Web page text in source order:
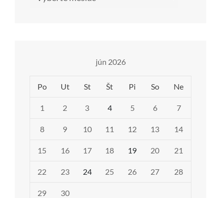
jún 2026
Po Ut St Št Pi So Ne
1 2 3 4 5 6 7
8 9 10 11 12 13 14
15 16 17 18 19 20 21
22 23 24 25 26 27 28
29 30